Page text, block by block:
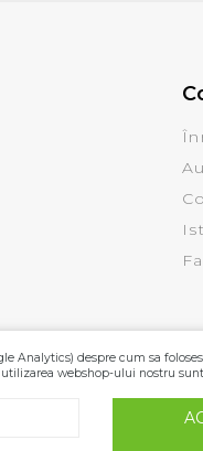
Analytics) despre cum sa
webshop-ului nostru